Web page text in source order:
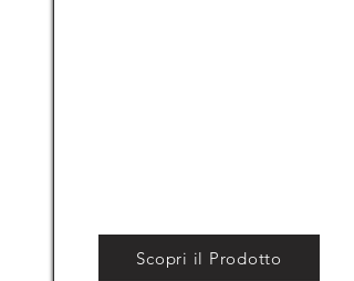
Scopri il Prodotto